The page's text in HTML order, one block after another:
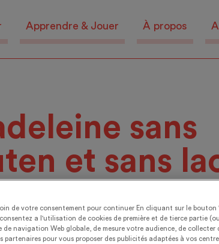
Apprendre & Jouer À propos
sans
et sans
un moment de délice !
de votre consentement pour continuer En cliquant sur le bouton
a l'utilisation de cookies de première et de tierce partie
de navigation Web globale, de mesure votre audience, de
partenaires pour vous proposer des publicités adaptées à vos